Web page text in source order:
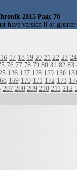
2015 Page 70
have version 8 or
16 17 18 19 20 21 22 23 24
76 77 78 79 80 81 82 83
126 127 128 129 130 131
169 170 171 172 173
207 208 209 210 211 212